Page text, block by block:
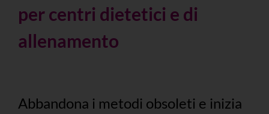
per centri dietetici e di
allenamento
Abbandona i metodi obsoleti e inizia